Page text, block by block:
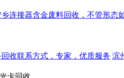
乡连接器含金废料回收，不管形态
收联系方式，专家，优质服务 滨